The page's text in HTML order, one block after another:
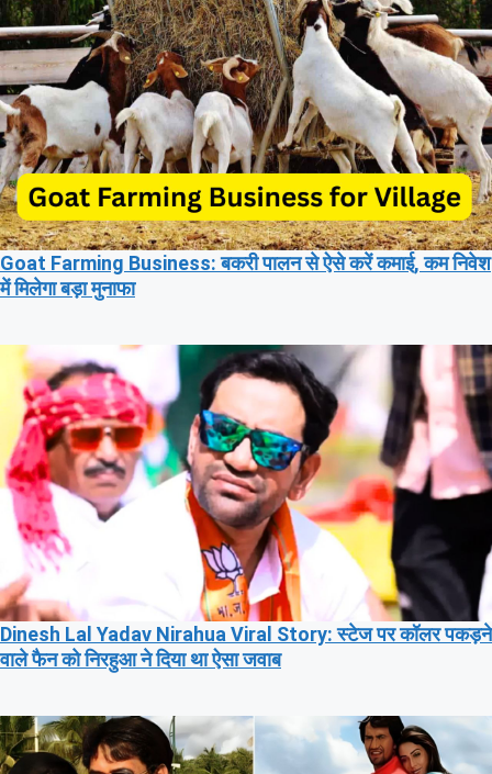
Goat Farming Business: बकरी पालन से ऐसे करें कमाई, कम निवेश
में मिलेगा बड़ा मुनाफा
Dinesh Lal Yadav Nirahua Viral Story: स्टेज पर कॉलर पकड़ने
वाले फैन को निरहुआ ने दिया था ऐसा जवाब